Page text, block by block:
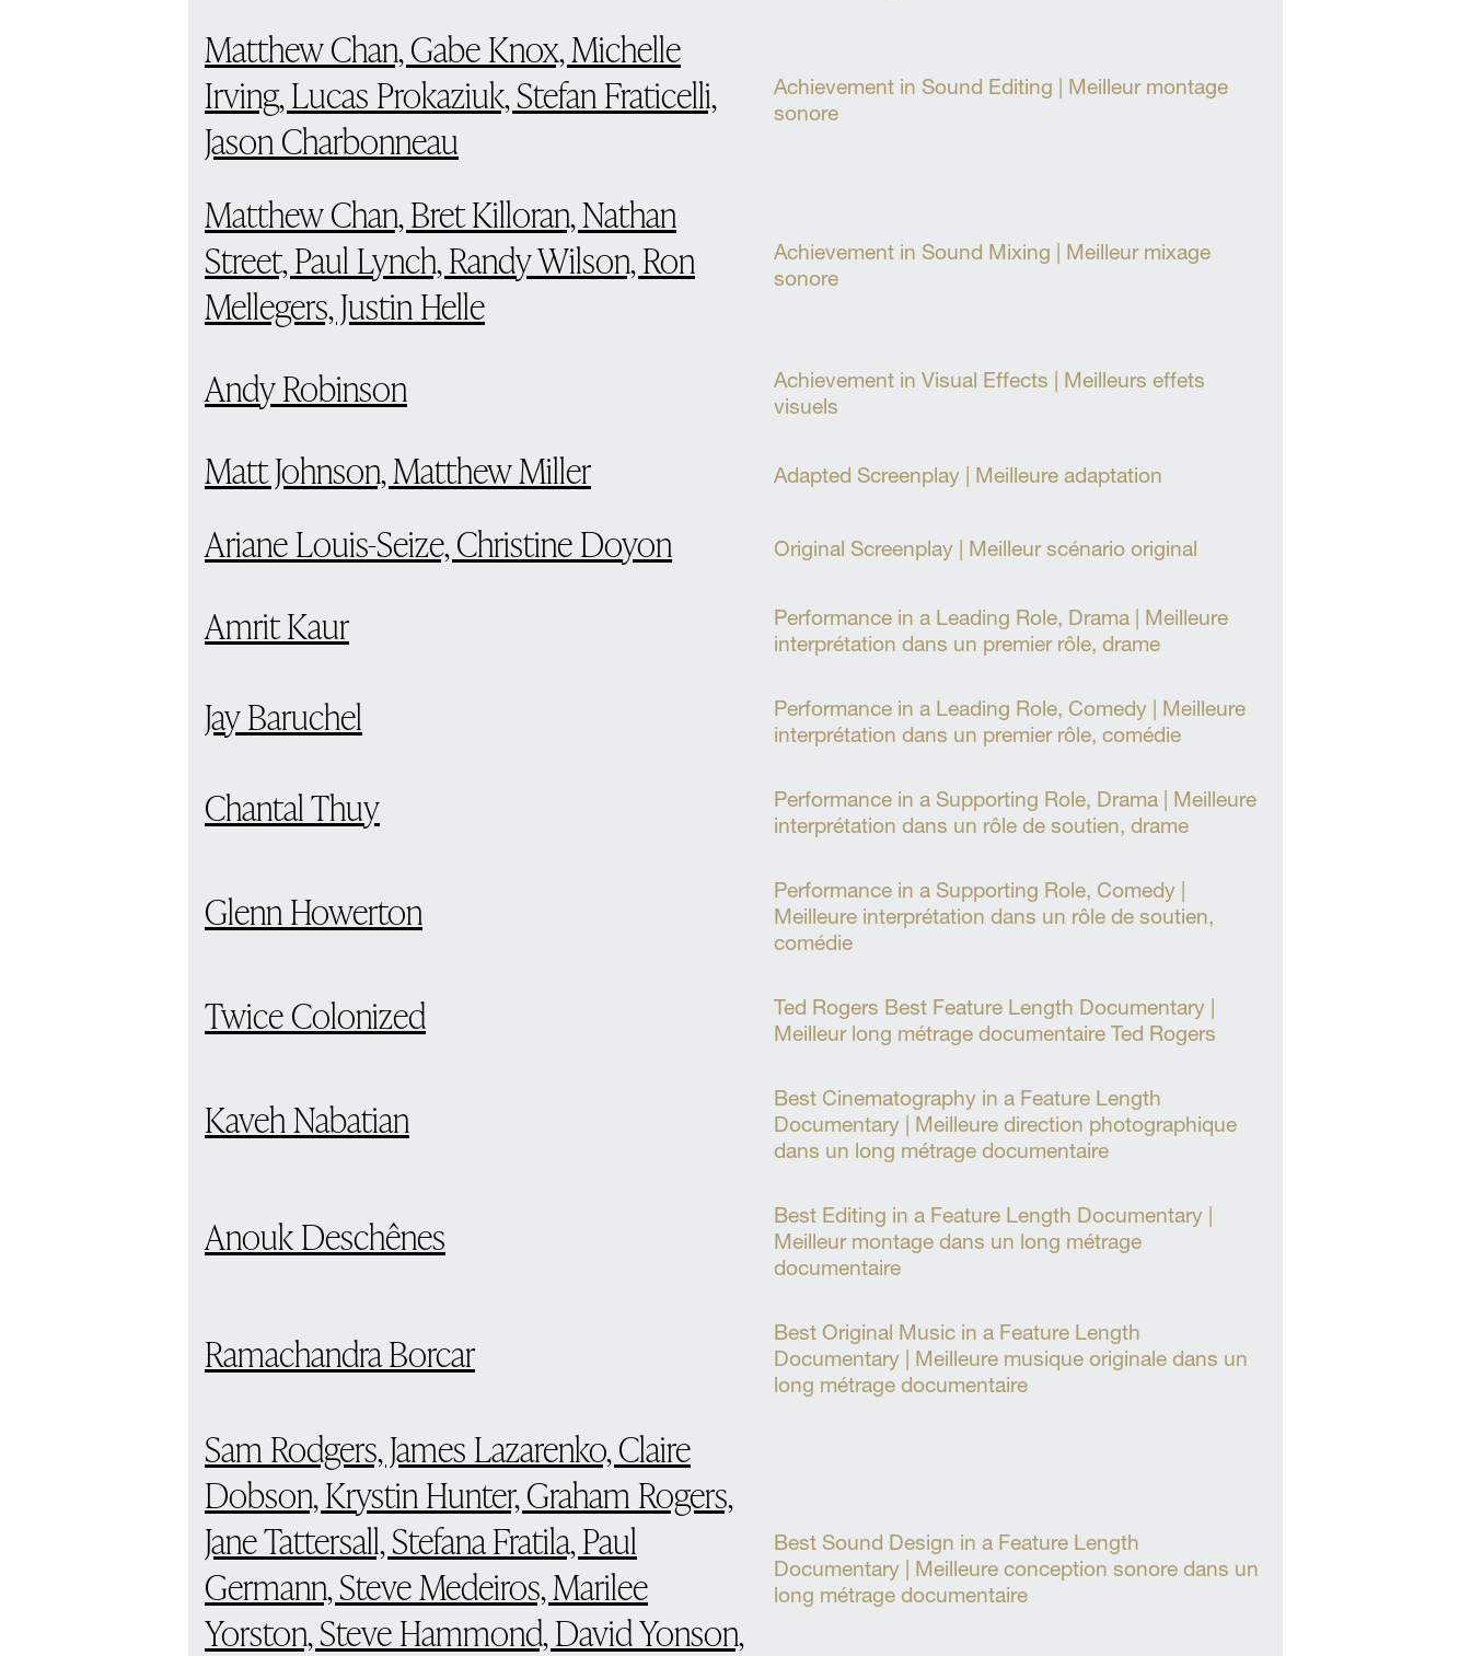
Matthew Chan, Gabe Knox, Michelle
Irving, Lucas Prokaziuk, Stefan Fraticelli,
Jason Charbonneau
Achievement in Sound Editing | Meilleur montage
sonore
Matthew Chan, Bret Killoran, Nathan
Street, Paul Lynch, Randy Wilson, Ron
Mellegers, Justin Helle
Achievement in Sound Mixing | Meilleur mixage
sonore
Andy Robinson
Achievement in Visual Effects | Meilleurs effets
visuels
Matt Johnson, Matthew Miller Adapted Screenplay | Meilleure adaptation
Ariane Louis-Seize, Christine Doyon Original Screenplay | Meilleur scénario original
Amrit Kaur
Performance in a Leading Role, Drama | Meilleure
interprétation dans un premier rôle, drame
Jay Baruchel
Performance in a Leading Role, Comedy | Meilleure
interprétation dans un premier rôle, comédie
Chantal Thuy
Performance in a Supporting Role, Drama | Meilleure
interprétation dans un rôle de soutien, drame
Glenn Howerton
Performance in a Supporting Role, Comedy |
Meilleure interprétation dans un rôle de soutien,
comédie
Twice Colonized
Ted Rogers Best Feature Length Documentary |
Meilleur long métrage documentaire Ted Rogers
Kaveh Nabatian
Best Cinematography in a Feature Length
Documentary | Meilleure direction photographique
dans un long métrage documentaire
Anouk Deschênes
Best Editing in a Feature Length Documentary |
Meilleur montage dans un long métrage
documentaire
Ramachandra Borcar
Best Original Music in a Feature Length
Documentary | Meilleure musique originale dans un
long métrage documentaire
Sam Rodgers, James Lazarenko, Claire
Dobson, Krystin Hunter, Graham Rogers,
Jane Tattersall, Stefana Fratila, Paul
Germann, Steve Medeiros, Marilee
Yorston, Steve Hammond, David Yonson,
Best Sound Design in a Feature Length
Documentary | Meilleure conception sonore dans un
long métrage documentaire